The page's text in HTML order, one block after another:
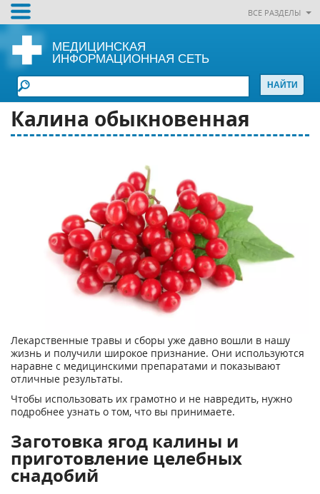
ВСЕ РАЗДЕЛЫ
МЕДИЦИНСКАЯ
ИНФОРМАЦИОННАЯ СЕТЬ
Калина обыкновенная
Лекарственные травы и сборы уже давно вошли в нашу
жизнь и получили широкое признание. Они используются
наравне с медицинскими препаратами и показывают
отличные результаты.
Чтобы использовать их грамотно и не навредить, нужно
подробнее узнать о том, что вы принимаете.
Заготовка ягод калины и
приготовление целебных
снадобий